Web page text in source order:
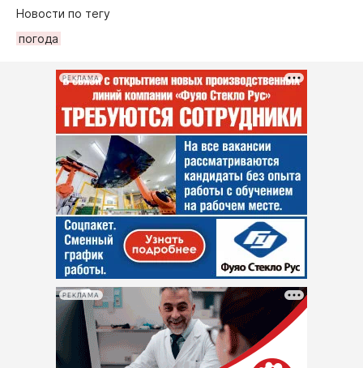
Новости по тегу
погода
РЕКЛАМА
РЕКЛАМА